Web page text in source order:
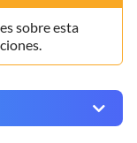
sobre esta